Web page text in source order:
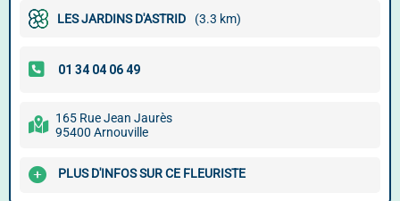
LES JARDINS D'ASTRID (3.3 km)
165 Rue Jean Jaurès
95400 Arnouville
PLUS D'INFOS SUR CE FLEURISTE